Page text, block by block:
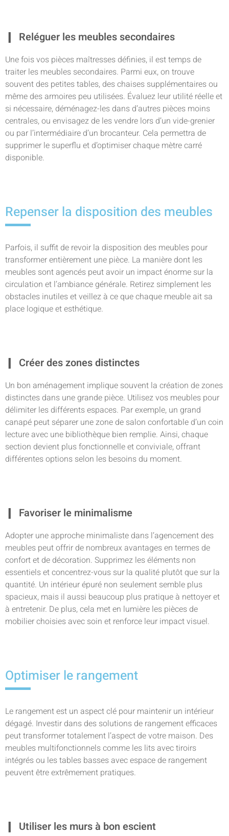
Reléguer les meubles secondaires
Une fois vos pièces maîtresses définies, il est temps de
traiter les meubles secondaires. Parmi eux, on trouve
souvent des petites tables, des chaises supplémentaires ou
même des armoires peu utilisées. Évaluez leur utilité réelle et
si nécessaire, déménagez-les dans d’autres pièces moins
centrales, ou envisagez de les vendre lors d’un vide-grenier
ou par l’intermédiaire d’un brocanteur. Cela permettra de
supprimer le superflu et d’optimiser chaque mètre carré
disponible.
Repenser la disposition des meubles
Parfois, il suffit de revoir la disposition des meubles pour
transformer entièrement une pièce. La manière dont les
meubles sont agencés peut avoir un impact énorme sur la
circulation et l’ambiance générale. Retirez simplement les
obstacles inutiles et veillez à ce que chaque meuble ait sa
place logique et esthétique.
Créer des zones distinctes
Un bon aménagement implique souvent la création de zones
distinctes dans une grande pièce. Utilisez vos meubles pour
délimiter les différents espaces. Par exemple, un grand
canapé peut séparer une zone de salon confortable d’un coin
lecture avec une bibliothèque bien remplie. Ainsi, chaque
section devient plus fonctionnelle et conviviale, offrant
différentes options selon les besoins du moment.
Favoriser le minimalisme
Adopter une approche minimaliste dans l’agencement des
meubles peut offrir de nombreux avantages en termes de
confort et de décoration. Supprimez les éléments non
essentiels et concentrez-vous sur la qualité plutôt que sur la
quantité. Un intérieur épuré non seulement semble plus
spacieux, mais il aussi beaucoup plus pratique à nettoyer et
à entretenir. De plus, cela met en lumière les pièces de
mobilier choisies avec soin et renforce leur impact visuel.
Optimiser le rangement
Le rangement est un aspect clé pour maintenir un intérieur
dégagé. Investir dans des solutions de rangement efficaces
peut transformer totalement l’aspect de votre maison. Des
meubles multifonctionnels comme les lits avec tiroirs
intégrés ou les tables basses avec espace de rangement
peuvent être extrêmement pratiques.
Utiliser les murs à bon escient